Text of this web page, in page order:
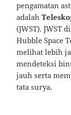
pengamatan
adalah
(JWST). JWST
Hubble Space
melihat lebih
mendeteksi
jauh serta
tata surya.